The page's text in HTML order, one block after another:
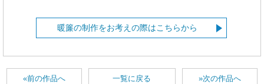
暖簾の制作をお考えの際はこちらから
«前の作品へ »次の作品へ
一覧に戻る